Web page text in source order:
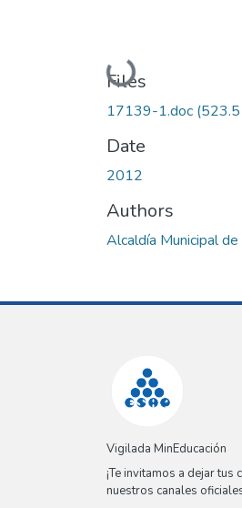
Loading...
Files
17139-1.doc (523.5
Date
2012
Authors
Alcaldía Municipal
Vigilada MinEducación
¡Te invitamos a dejar tus
nuestros canales